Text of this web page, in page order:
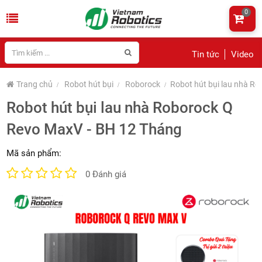
Tin tức Video
0
Trang chủ Robot hút bụi Roborock Robot hút bụi lau nhà
Robot hút bụi lau nhà Roborock Q
Revo MaxV - BH 12 Tháng
Mã sản phẩm:
0 Đánh giá